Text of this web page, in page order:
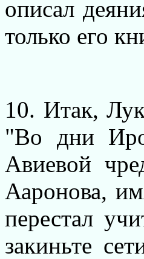
описал
только его
10. Итак,
"Во дни
Авиевой
Ааронова,
перестал
закиньте